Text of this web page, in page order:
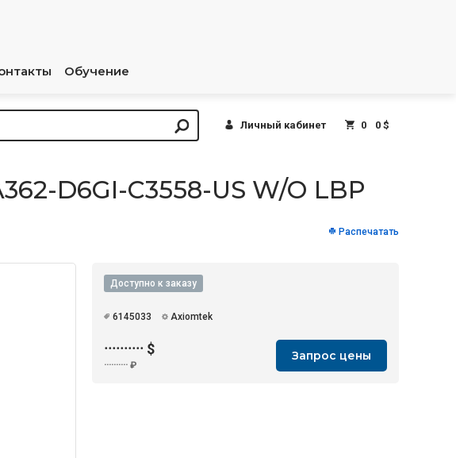
Обучение
Личный кабинет 0 0 $
D6GI-C3558-US W/O LBP
Распечатать
Доступно к заказу
6145033 Axiomtek
·········· $
·········· ₽
Запрос цены